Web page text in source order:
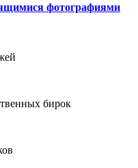
фотографиями
бирок